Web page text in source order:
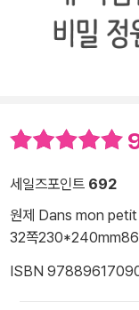
세일즈포인트 692
원제 Dans mon
32쪽230*240mm
ISBN